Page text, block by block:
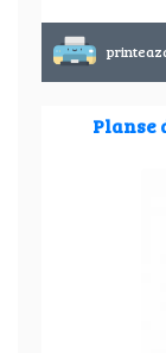
Planse